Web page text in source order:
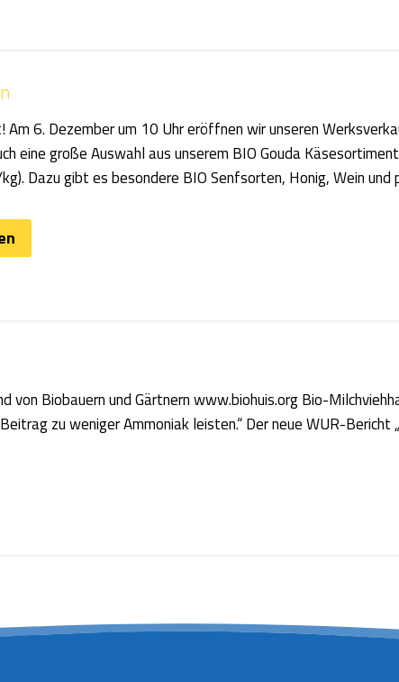
6. Dezember um 10 Uhr eröffnen wir unseren
eine große Auswahl aus unserem BIO Gouda
Dazu gibt es besondere BIO Senfsorten, Honig, Wein und
von Biobauern und Gärtnern www.biohuis.org Bio-
zu weniger Ammoniak leisten.“ Der neue WUR-